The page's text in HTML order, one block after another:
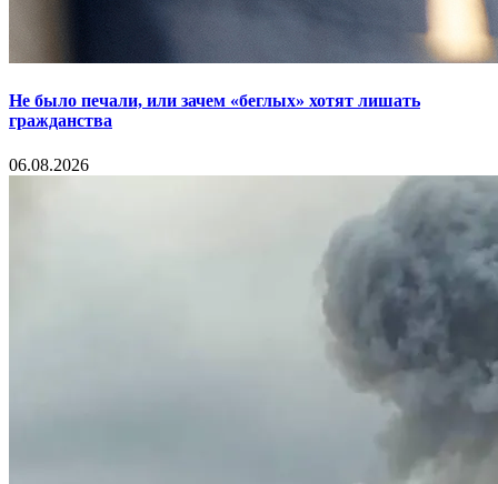
Не было печали, или зачем «беглых» хотят лишать
гражданства
06.08.2026